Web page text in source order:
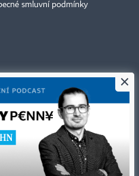
smluvní podmínky
písemného svolení vydavatele je
díla, zejména rozmnožování a šíření
×